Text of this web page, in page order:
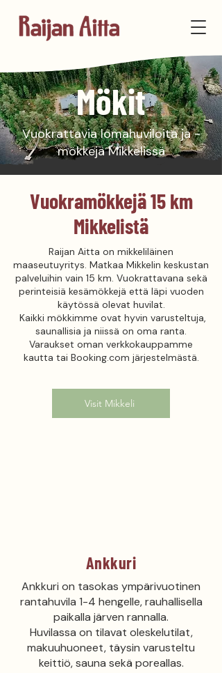
Mökit
Vuokrattavia lomahuviloita ja -
mökkejä Mikkelissä
Vuokramökkejä 15 km
Mikkelistä
Raijan Aitta on mikkeliläinen
maaseutuyritys. Matkaa Mikkelin keskustan
palveluihin vain 15 km. Vuokrattavana sekä
perinteisiä kesämökkejä että läpi vuoden
käytössä olevat huvilat.
Kaikki mökkimme ovat hyvin varusteltuja,
saunallisia ja niissä on oma ranta.
Varaukset oman verkkokauppamme
kautta tai Booking.com järjestelmästä.
Visit Mikkeli
Ankkuri
Ankkuri on tasokas ympärivuotinen
rantahuvila 1-4 hengelle, rauhallisella
paikalla järven rannalla.
Huvilassa on tilavat oleskelutilat,
makuuhuoneet, täysin varusteltu
keittiö, sauna sekä poreallas.